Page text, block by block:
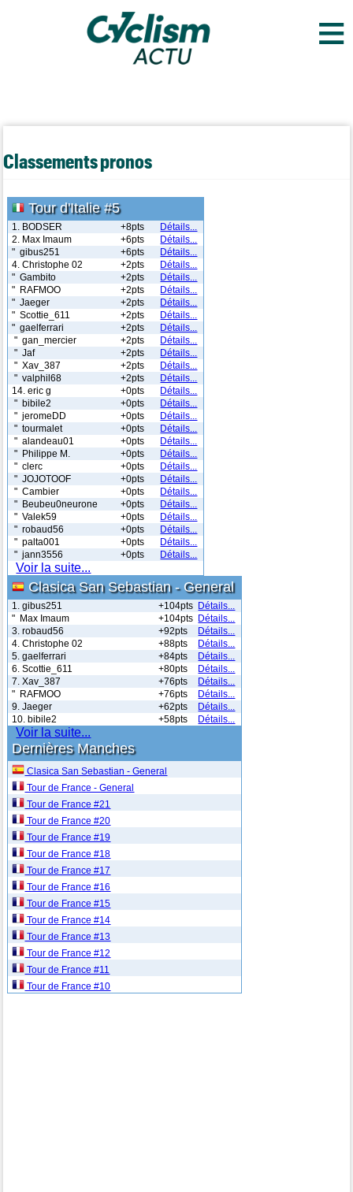
≡
Classements pronos
Tour d'Italie #5
1. BODSER Détails...
+8pts
2. Max Imaum
Détails...
+6pts
" gibus251
Détails...
+6pts
4. Christophe 02
Détails...
+2pts
" Gambito
Détails...
+2pts
" RAFMOO
Détails...
+2pts
" Jaeger
Détails...
+2pts
" Scottie_611
Détails...
+2pts
" gaelferrari
Détails...
+2pts
" gan_mercier
Détails...
+2pts
" Jaf
Détails...
+2pts
" Xav_387
Détails...
+2pts
" valphil68
Détails...
+2pts
14. eric g
Détails...
+0pts
" bibile2
Détails...
+0pts
" jeromeDD
Détails...
+0pts
" tourmalet
Détails...
+0pts
" alandeau01
Détails...
+0pts
" Philippe M.
Détails...
+0pts
" clerc
Détails...
+0pts
" JOJOTOOF
Détails...
+0pts
" Cambier
Détails...
+0pts
" Beubeu0neurone
Détails...
+0pts
" Valek59
Détails...
+0pts
" robaud56
Détails...
+0pts
" palta001
Détails...
+0pts
" jann3556
Détails...
+0pts
Voir la suite...
Clasica San Sebastian - General
1. gibus251 Détails...
+104pts
" Max Imaum
Détails...
+104pts
3. robaud56
Détails...
+92pts
4. Christophe 02
Détails...
+88pts
5. gaelferrari
Détails...
+84pts
6. Scottie_611
Détails...
+80pts
7. Xav_387
Détails...
+76pts
" RAFMOO
Détails...
+76pts
9. Jaeger
Détails...
+62pts
10. bibile2
Détails...
+58pts
Voir la suite...
Dernières Manches
Clasica San Sebastian - General
Tour de France - General
Tour de France #21
Tour de France #20
Tour de France #19
Tour de France #18
Tour de France #17
Tour de France #16
Tour de France #15
Tour de France #14
Tour de France #13
Tour de France #12
Tour de France #11
Tour de France #10